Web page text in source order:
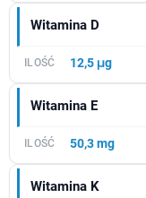
Witamina D
12,5 μg
Witamina E
50,3 mg
Witamina K